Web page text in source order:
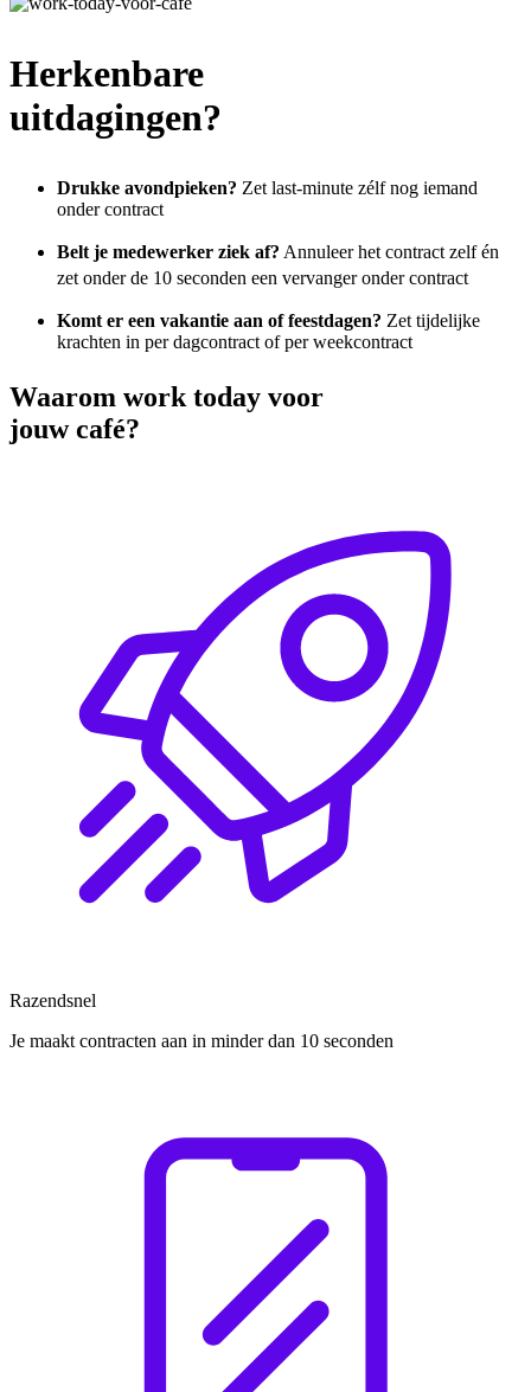
Herkenbare
uitdagingen?
Drukke avondpieken? Zet last-minute zélf nog iemand
onder contract
Belt je medewerker ziek af? Annuleer het contract zelf én
zet onder de 10 seconden een vervanger onder contract
Komt er een vakantie aan of feestdagen? Zet tijdelijke
krachten in per dagcontract of per weekcontract
Waarom work today voor
jouw café?
Razendsnel
Je maakt contracten aan in minder dan 10 seconden